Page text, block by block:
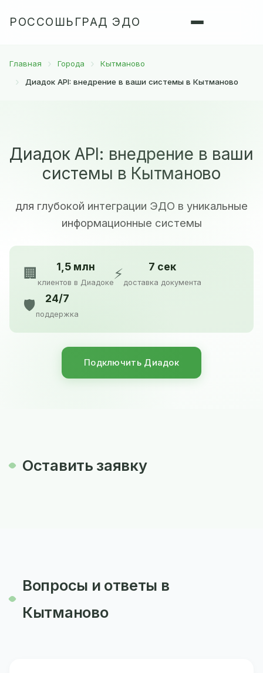
РОССОШЬГРАД ЭДО
Главная Города
Кытманово
Диадок API: внедрение в ваши системы в Кытманово
Диадок API: внедрение в ваши
системы в Кытманово
для глубокой интеграции ЭДО в уникальные
информационные системы
🏢 1,5 млн
клиентов в Диадоке
⚡ 7 сек
доставка документа
🛡️ 24/7
поддержка
Подключить Диадок
Оставить заявку
Вопросы и ответы в
Кытманово